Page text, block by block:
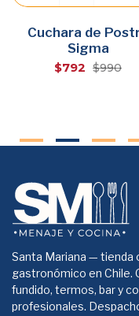
Agregar
Cuchara de
Sigma
$792 $990
Santa Mariana — tienda
gastronómico en Chile.
fundido, termos, bar y
profesionales.